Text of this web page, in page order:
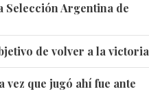
Selección Argentina de
de volver a la victoria
que jugó ahí fue ante